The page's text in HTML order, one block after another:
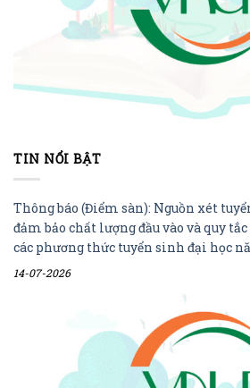
TIN NỔI BẬT
Thông báo (Điểm sàn): Nguồn xét
đảm bảo chất lượng đầu vào và quy
các phương thức tuyển sinh đại học
14-07-2026